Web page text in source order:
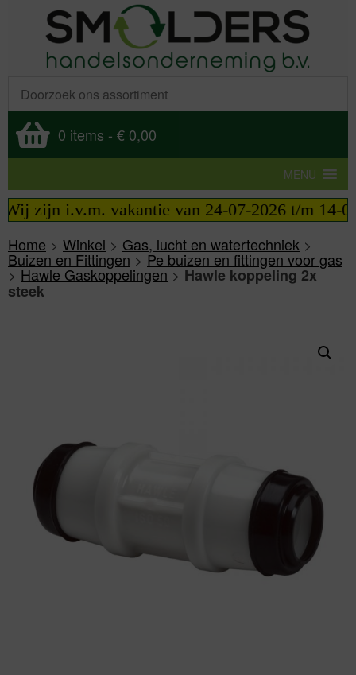
0 items - € 0,00
MENU
i.v.m. vakantie van 24-07-2026 t/m 14-08-
Home > Winkel > Gas, lucht en watertechniek >
Buizen en Fittingen>Pe buizen en fittingen voor gas
>Hawle Gaskoppelingen>Hawle koppeling 2x
steek